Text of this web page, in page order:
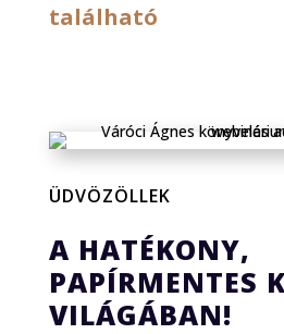
található
ÜDVÖZÖLLEK
A HATÉKONY,
PAPÍRMENTES
VILÁGÁBAN!